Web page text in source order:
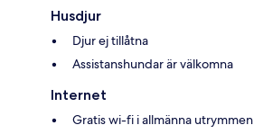
Husdjur
Djur ej tillåtna
Assistanshundar är välkomna
Internet
Gratis wi-fi i allmänna utrymmen